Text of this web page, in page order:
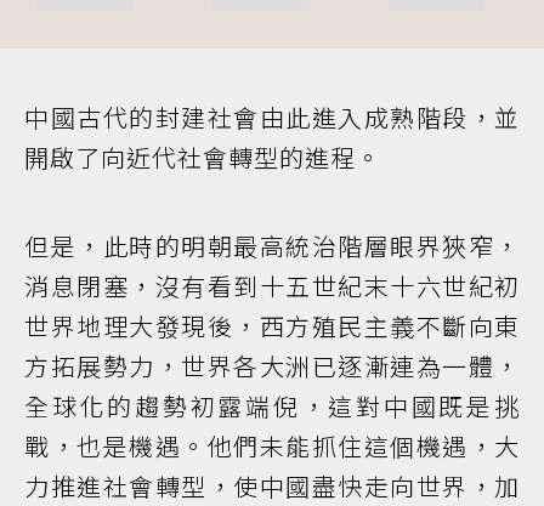
中國古代的封建社會由此進入成熟階段，並
開啟了向近代社會轉型的進程。
但是，此時的明朝最高統治階層眼界狹窄，
消息閉塞，沒有看到十五世紀末十六世紀初
世界地理大發現後，西方殖民主義不斷向東
方拓展勢力，世界各大洲已逐漸連為一體，
全球化的趨勢初露端倪，這對中國既是挑
戰，也是機遇。他們未能抓住這個機遇，大
力推進社會轉型，使中國盡快走向世界，加